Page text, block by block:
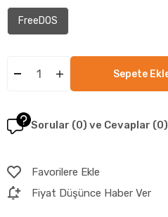
FreeDOS
Sorular (0) ve Cevaplar (0)
Favorilere Ekle
Fiyat Düşünce Haber Ver